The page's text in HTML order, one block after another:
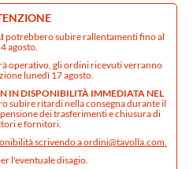
potrebbero subire rallentamenti fino al
agosto.
operativo, gli ordini ricevuti verranno
lunedì 17 agosto.
IN DISPONIBILITÀ IMMEDIATA NEL
subire ritardi nella consegna durante il
dei trasferimenti e chiusura di
e fornitori.
scrivendo aordini@tavolla.com.
l'eventuale disagio.